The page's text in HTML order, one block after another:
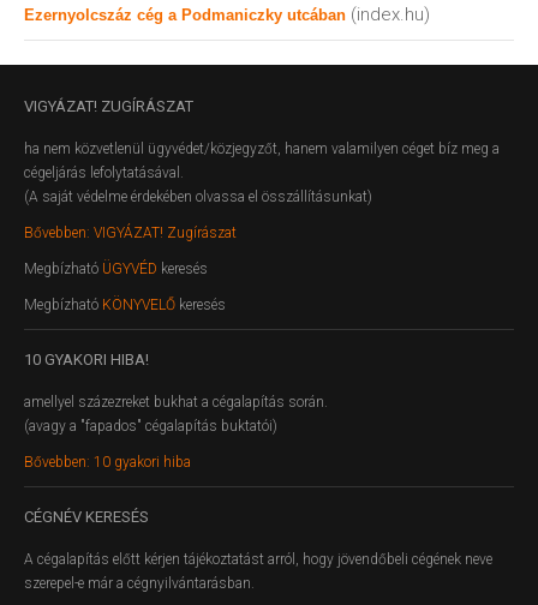
Ezernyolcszáz cég a Podmaniczky utcában (index.hu)
VIGYÁZAT! ZUGÍRÁSZAT
ha nem közvetlenül ügyvédet/közjegyzőt, hanem valamilyen céget bíz meg a
cégeljárás lefolytatásával.
(A saját védelme érdekében olvassa el összállításunkat)
Bővebben: VIGYÁZAT! Zugírászat
Megbízható ÜGYVÉD keresés
Megbízható KÖNYVELŐ keresés
10 GYAKORI HIBA!
amellyel százezreket bukhat a cégalapítás során.
(avagy a "fapados" cégalapítás buktatói)
Bővebben: 10 gyakori hiba
CÉGNÉV KERESÉS
A cégalapítás előtt kérjen tájékoztatást arról, hogy jövendőbeli cégének neve
szerepel-e már a cégnyilvántarásban.